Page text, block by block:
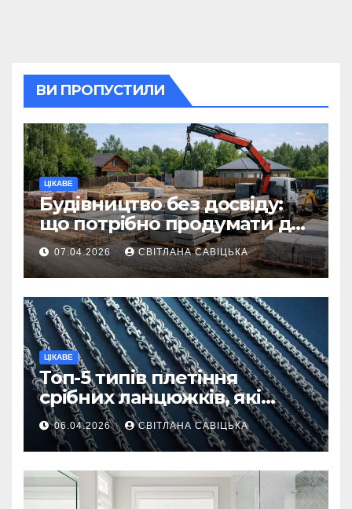
ВИ ПРОПУСТИЛИ
ЦІКАВЕ
Будівництво без досвіду:
що потрібно продумати до
першої доставки на
ділянку
07.04.2026 СВІТЛАНА САВІЦЬКА
ЦІКАВЕ
Топ-5 типів плетіння
срібних ланцюжків, які
вважаються
найнадійнішими
06.04.2026 СВІТЛАНА САВІЦЬКА